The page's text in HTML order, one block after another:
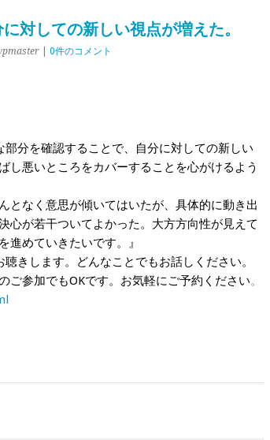
対しての新しい視点が増えた。
| 0件のコメント
分を確認することで、自分に対しての新しい
し悪いところをカバーすることを心がけるよう
となく意思が傾いてはいたが、具体的に動き出
心が若干ついてよかった。大方方向性が見えて
進めていきたいです。』
きします。どんなことでもお話しください。
ご参加でもOKです。お気軽にご予約ください。